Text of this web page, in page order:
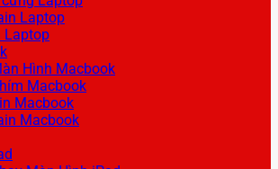
Laptop
Laptop
Hình Macbook
Macbook
Macbook
Macbook